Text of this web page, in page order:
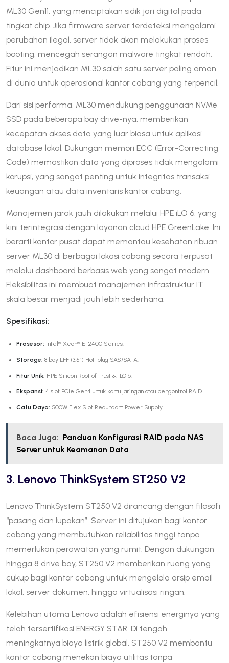
ML30 Gen11, yang menciptakan sidik jari digital pada
tingkat chip. Jika firmware server terdeteksi mengalami
perubahan ilegal, server tidak akan melakukan proses
booting, mencegah serangan malware tingkat rendah.
Fitur ini menjadikan ML30 salah satu server paling aman
di dunia untuk operasional kantor cabang yang terpencil.
Dari sisi performa, ML30 mendukung penggunaan NVMe
SSD pada beberapa bay drive-nya, memberikan
kecepatan akses data yang luar biasa untuk aplikasi
database lokal. Dukungan memori ECC (Error-Correcting
Code) memastikan data yang diproses tidak mengalami
korupsi, yang sangat penting untuk integritas transaksi
keuangan atau data inventaris kantor cabang.
Manajemen jarak jauh dilakukan melalui HPE iLO 6, yang
kini terintegrasi dengan layanan cloud HPE GreenLake. Ini
berarti kantor pusat dapat memantau kesehatan ribuan
server ML30 di berbagai lokasi cabang secara terpusat
melalui dashboard berbasis web yang sangat modern.
Fleksibilitas ini membuat manajemen infrastruktur IT
skala besar menjadi jauh lebih sederhana.
Spesifikasi:
Prosesor: Intel® Xeon® E-2400 Series.
Storage: 8 bay LFF (3.5″) Hot-plug SAS/SATA.
Fitur Unik: HPE Silicon Root of Trust & iLO 6.
Ekspansi: 4 slot PCIe Gen4 untuk kartu jaringan atau pengontrol RAID.
Catu Daya: 500W Flex Slot Redundant Power Supply.
Baca Juga: Panduan Konfigurasi RAID pada NAS
Server untuk Keamanan Data
3. Lenovo ThinkSystem ST250 V2
Lenovo ThinkSystem ST250 V2 dirancang dengan filosofi
“pasang dan lupakan”. Server ini ditujukan bagi kantor
cabang yang membutuhkan reliabilitas tinggi tanpa
memerlukan perawatan yang rumit. Dengan dukungan
hingga 8 drive bay, ST250 V2 memberikan ruang yang
cukup bagi kantor cabang untuk mengelola arsip email
lokal, server dokumen, hingga virtualisasi ringan.
Kelebihan utama Lenovo adalah efisiensi energinya yang
telah tersertifikasi ENERGY STAR. Di tengah
meningkatnya biaya listrik global, ST250 V2 membantu
kantor cabang menekan biaya utilitas tanpa